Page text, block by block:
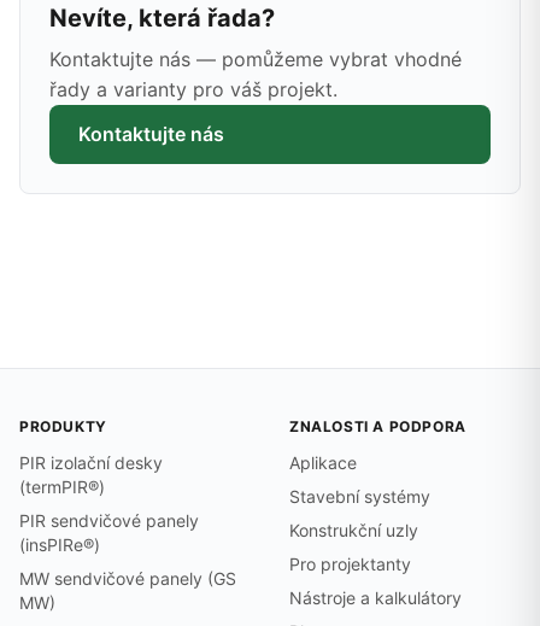
Nevíte, která řada?
Kontaktujte nás — pomůžeme vybrat vhodné
řady a varianty pro váš projekt.
Kontaktujte nás
PRODUKTY
PIR izolační desky
(termPIR®)
PIR sendvičové panely
(insPIRe®)
MW sendvičové panely (GS
MW)
ZNALOSTI A PODPORA
Aplikace
Stavební systémy
Konstrukční uzly
Pro projektanty
Nástroje a kalkulátory